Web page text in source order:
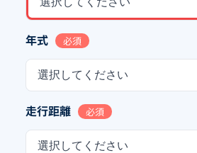
年式 必須
選択してください
走行距離 必須
選択してください